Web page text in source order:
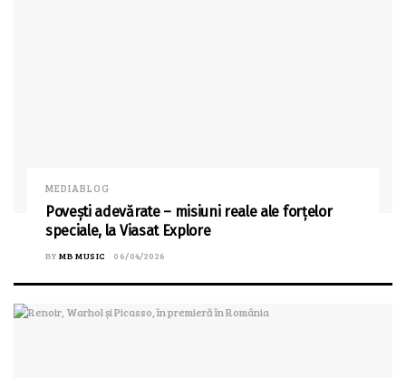
MEDIABLOG
Povești adevărate – misiuni reale ale forțelor
speciale, la Viasat Explore
BY MB MUSIC 06/04/2026